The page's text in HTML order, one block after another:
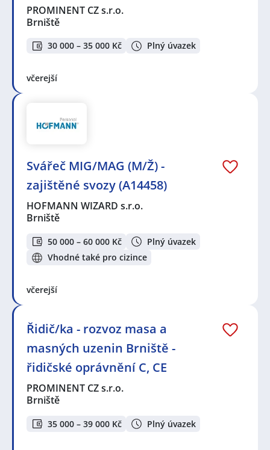
PROMINENT CZ s.r.o.
Brniště
30 000 – 35 000 Kč Plný úvazek
včerejší
Svářeč MIG/MAG (M/Ž) -
zajištěné svozy (A14458)
HOFMANN WIZARD s.r.o.
Brniště
50 000 – 60 000 Kč
Plný úvazek
Vhodné také pro cizince
včerejší
Řidič/ka - rozvoz masa a
masných uzenin Brniště -
řidičské oprávnění C, CE
PROMINENT CZ s.r.o.
Brniště
35 000 – 39 000 Kč Plný úvazek